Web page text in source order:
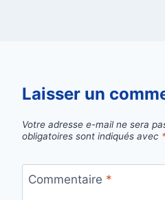
Laisser un
Votre adresse e-mail ne sera
obligatoires sont indiqués avec
Commentaire *